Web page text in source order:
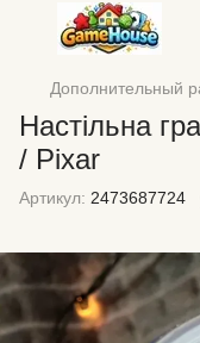
Дополнительный
Настільна
/ Pixar
Артикул: 2473687724